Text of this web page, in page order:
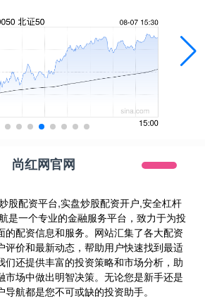
尚红网官网
股配资平台,实盘炒股配资开户,安全杠杆
是一个专业的金融服务平台，致力于为投
的配资信息和服务。网站汇集了各大配资
评价和最新动态，帮助用户快速找到最适
们还提供丰富的投资策略和市场分析，助
市场中做出明智决策。无论您是新手还是
航都是您不可或缺的投资助手。